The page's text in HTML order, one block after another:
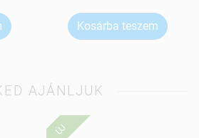
Kosárba teszem
AJÁNLJUK
ÚJ